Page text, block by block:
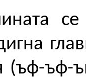
(ъф-ъф-